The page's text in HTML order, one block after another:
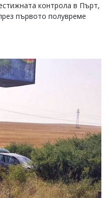
контрола в Пърт,
първото полувреме